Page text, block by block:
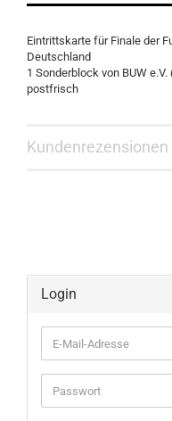
Eintrittskarte für Finale der
Deutschland
1 Sonderblock von BUW
postfrisch
Kundenrezensionen
Login
E-
Mail-
Adresse
Passwort